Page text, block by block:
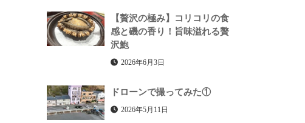
【贅沢の極み】コリコリの食
感と磯の香り！旨味溢れる贅
沢鮑
2026年6月3日
ドローンで撮ってみた①
2026年5月11日